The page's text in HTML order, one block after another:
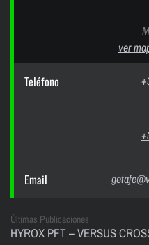
ver
Teléfono
Email
Últimas Publicaciones
HYROX PFT – VERSUS